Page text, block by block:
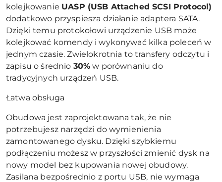
kolejkowanie UASP (USB Attached SCSI Protocol)
dodatkowo przyspiesza działanie adaptera SATA.
Dzięki temu protokołowi urządzenie USB może
kolejkować komendy i wykonywać kilka poleceń w
jednym czasie. Zwielokrotnia to transfery odczytu i
zapisu o średnio 30% w porównaniu do
tradycyjnych urządzeń USB.
Łatwa obsługa
Obudowa jest zaprojektowana tak, że nie
potrzebujesz narzędzi do wymienienia
zamontowanego dysku. Dzięki szybkiemu
podłączeniu możesz w przyszłości zmienić dysk na
nowy model bez kupowania nowej obudowy.
Zasilana bezpośrednio z portu USB, nie wymaga